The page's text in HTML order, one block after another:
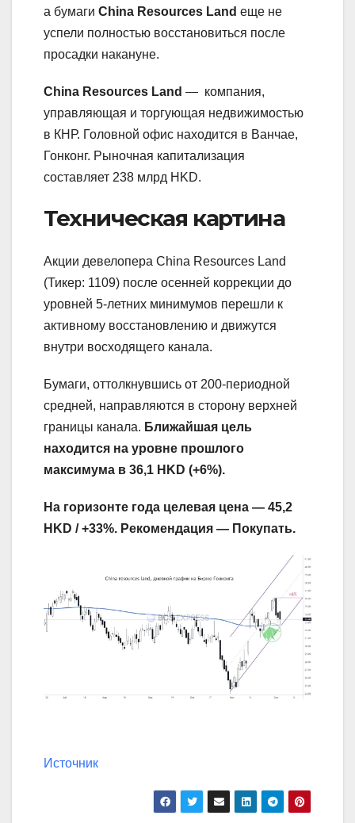
а бумаги China Resources Land еще не
успели полностью восстановиться после
просадки накануне.
China Resources Land — компания,
управляющая и торгующая недвижимостью
в КНР. Головной офис находится в Ванчае,
Гонконг. Рыночная капитализация
составляет 238 млрд HKD.
Техническая картина
Акции девелопера China Resources Land
(Тикер: 1109) после осенней коррекции до
уровней 5-летних минимумов перешли к
активному восстановлению и движутся
внутри восходящего канала.
Бумаги, оттолкнувшись от 200-периодной
средней, направляются в сторону верхней
границы канала. Ближайшая цель
находится на уровне прошлого
максимума в 36,1 HKD (+6%).
На горизонте года целевая цена — 45,2
HKD / +33%. Рекомендация — Покупать.
Источник